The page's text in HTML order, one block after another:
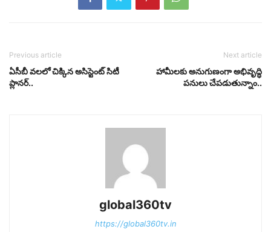
Previous article
ఏసీబీ వలలో చిక్కిన అసిస్టెంట్ సిటీ
ప్లానర్..
Next article
హామీలకు అనుగుణంగా అభివృద్ధి
పనులు చేపడుతున్నాం..
global360tv
https://global360tv.in